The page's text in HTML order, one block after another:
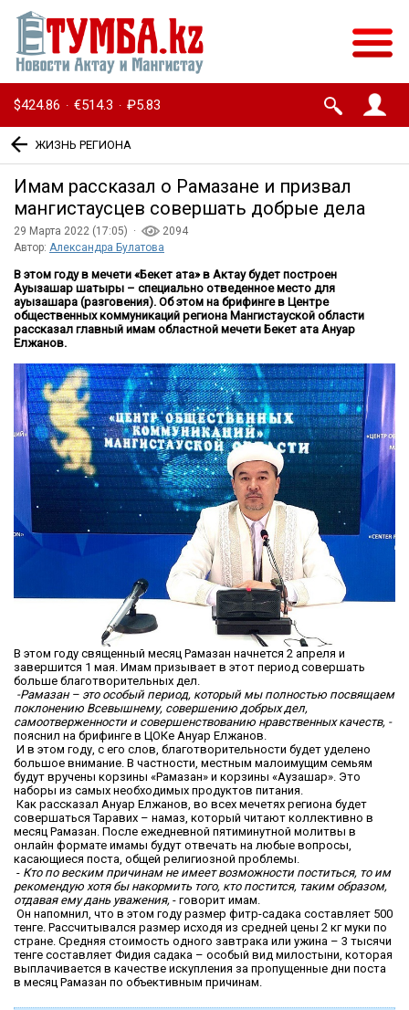
$424.86 · €514.3 · ₽5.83
ЖИЗНЬ РЕГИОНА
Имам рассказал о Рамазане и призвал
мангистаусцев совершать добрые дела
29 Марта 2022 (17:05) ·
2094
Автор: Александра Булатова
В этом году в мечети «Бекет ата» в Актау будет построен
Ауызашар шатыры – специально отведенное место для
ауызашара (разговения). Об этом на брифинге в Центре
общественных коммуникаций региона Мангистауской области
рассказал главный имам областной мечети Бекет ата Ануар
Елжанов.
В этом году священный месяц Рамазан начнется 2 апреля и
завершится 1 мая. Имам призывает в этот период совершать
больше благотворительных дел.
-Рамазан – это особый период, который мы полностью посвящаем
поклонению Всевышнему, совершению добрых дел,
самоотверженности и совершенствованию нравственных качеств, -
пояснил на брифинге в ЦОКе Ануар Елжанов.
И в этом году, с его слов, благотворительности будет уделено
большое внимание. В частности, местным малоимущим семьям
будут вручены корзины «Рамазан» и корзины «Аузашар». Это
наборы из самых необходимых продуктов питания.
Как рассказал Ануар Елжанов, во всех мечетях региона будет
совершаться Таравих – намаз, который читают коллективно в
месяц Рамазан. После ежедневной пятиминутной молитвы в
онлайн формате имамы будут отвечать на любые вопросы,
касающиеся поста, общей религиозной проблемы.
- Кто по веским причинам не имеет возможности поститься, то им
рекомендую хотя бы накормить того, кто постится, таким образом,
отдавая ему дань уважения, - говорит имам.
Он напомнил, что в этом году размер фитр-садака составляет 500
тенге. Рассчитывался размер исходя из средней цены 2 кг муки по
стране. Средняя стоимость одного завтрака или ужина – 3 тысячи
тенге составляет Фидия садака – особый вид милостыни, которая
выплачивается в качестве искупления за пропущенные дни поста
в месяц Рамазан по объективным причинам.